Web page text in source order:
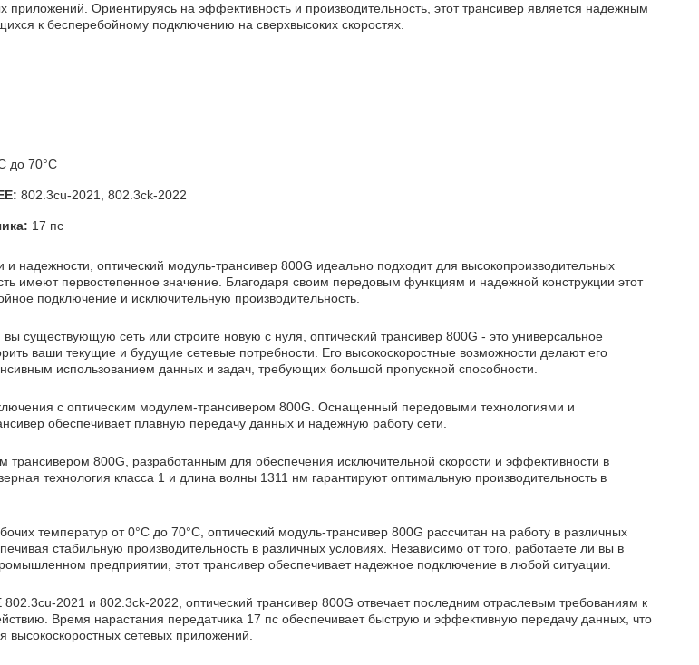
приложений. Ориентируясь на эффективность и производительность, этот трансивер является надежным
к бесперебойному подключению на сверхвысоких скоростях.
до 70°C
802.3cu-2021, 802.3ck-2022
17 пс
надежности, оптический модуль-трансивер 800G идеально подходит для высокопроизводительных
имеют первостепенное значение. Благодаря своим передовым функциям и надежной конструкции этот
подключение и исключительную производительность.
существующую сеть или строите новую с нуля, оптический трансивер 800G - это универсальное
ваши текущие и будущие сетевые потребности. Его высокоскоростные возможности делают его
использованием данных и задач, требующих большой пропускной способности.
с оптическим модулем-трансивером 800G. Оснащенный передовыми технологиями и
обеспечивает плавную передачу данных и надежную работу сети.
трансивером 800G, разработанным для обеспечения исключительной скорости и эффективности в
технология класса 1 и длина волны 1311 нм гарантируют оптимальную производительность в
температур от 0°C до 70°C, оптический модуль-трансивер 800G рассчитан на работу в различных
стабильную производительность в различных условиях. Независимо от того, работаете ли вы в
предприятии, этот трансивер обеспечивает надежное подключение в любой ситуации.
2021 и 802.3ck-2022, оптический трансивер 800G отвечает последним отраслевым требованиям к
Время нарастания передатчика 17 пс обеспечивает быструю и эффективную передачу данных, что
сетевых приложений.